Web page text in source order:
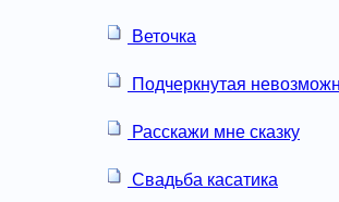
Веточка
Подчеркнутая
Расскажи мне сказку
Свадьба касатика